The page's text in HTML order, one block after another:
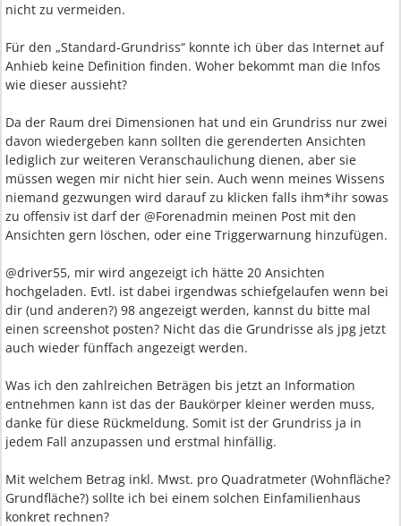
nicht zu vermeiden.
Für den „Standard-Grundriss“ konnte ich über das Internet auf
Anhieb keine Definition finden. Woher bekommt man die Infos
wie dieser aussieht?
Da der Raum drei Dimensionen hat und ein Grundriss nur zwei
davon wiedergeben kann sollten die gerenderten Ansichten
lediglich zur weiteren Veranschaulichung dienen, aber sie
müssen wegen mir nicht hier sein. Auch wenn meines Wissens
niemand gezwungen wird darauf zu klicken falls ihm*ihr sowas
zu offensiv ist darf der @Forenadmin meinen Post mit den
Ansichten gern löschen, oder eine Triggerwarnung hinzufügen.
@driver55, mir wird angezeigt ich hätte 20 Ansichten
hochgeladen. Evtl. ist dabei irgendwas schiefgelaufen wenn bei
dir (und anderen?) 98 angezeigt werden, kannst du bitte mal
einen screenshot posten? Nicht das die Grundrisse als jpg jetzt
auch wieder fünffach angezeigt werden.
Was ich den zahlreichen Beträgen bis jetzt an Information
entnehmen kann ist das der Baukörper kleiner werden muss,
danke für diese Rückmeldung. Somit ist der Grundriss ja in
jedem Fall anzupassen und erstmal hinfällig.
Mit welchem Betrag inkl. Mwst. pro Quadratmeter (Wohnfläche?
Grundfläche?) sollte ich bei einem solchen Einfamilienhaus
konkret rechnen?